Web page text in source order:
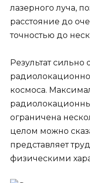
лазерного луча,
расстояние до
точностью до
Результат сильно
космоса.
ограничена
целом можно
представляет
физическими